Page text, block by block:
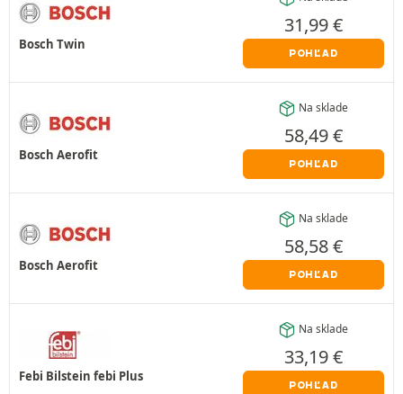
Bosch Twin
31,99€
POHĽAD
Bosch Aerofit
Na sklade
58,49€
POHĽAD
Bosch Aerofit
Na sklade
58,58€
POHĽAD
Febi Bilstein febi Plus
Na sklade
33,19€
POHĽAD